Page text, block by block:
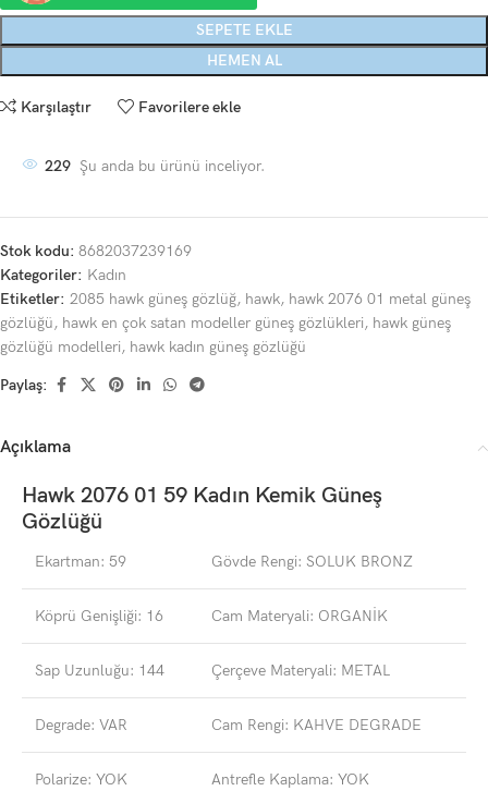
SEPETE EKLE
HEMEN AL
Karşılaştır Favorilere ekle
229 Şu anda bu ürünü inceliyor.
Stok kodu: 8682037239169
Kategoriler: Kadın
Etiketler: 2085 hawk güneş gözlüğ, hawk, hawk 2076 01 metal güneş
gözlüğü, hawk en çok satan modeller güneş gözlükleri, hawk güneş
gözlüğü modelleri, hawk kadın güneş gözlüğü
Paylaş:
Açıklama
Hawk 2076 01 59 Kadın Kemik Güneş
Gözlüğü
Ekartman: 59 Gövde Rengi: SOLUK BRONZ
Köprü Genişliği: 16 Cam Materyali: ORGANİK
Sap Uzunluğu: 144 Çerçeve Materyali: METAL
Degrade: VAR Cam Rengi: KAHVE DEGRADE
Polarize: YOK Antrefle Kaplama: YOK